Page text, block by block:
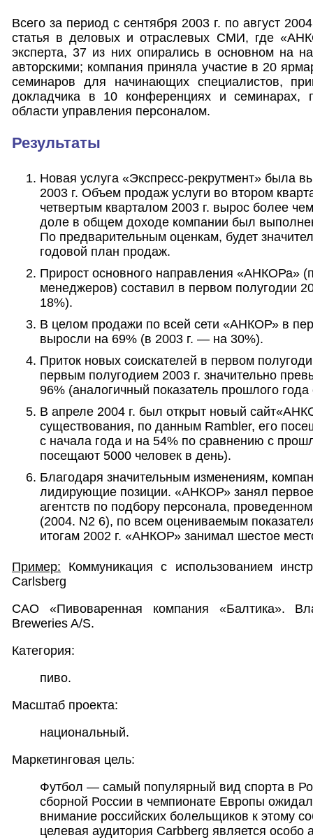
Всего за период с сентября 2003 г. по август
статья в деловых и отраслевых СМИ, где
эксперта, 37 из них опирались в основном на
авторскими; компания приняла участие в 20
семинаров для начинающих специалистов,
докладчика в 10 конференциях и семинарах,
области управления персоналом.
Результаты
Новая услуга «Экспресс-рекрутмент» была
2003 г. Объем продаж услуги во втором
четвертым кварталом 2003 г. вырос более
доле в общем доходе компании был
По предварительным оценкам, будет
годовой план продаж.
Прирост основного направления «АНКОРа»
менеджеров) составил в первом полугодии
18%).
В целом продажи по всей сети «АНКОР» в
выросли на 69% (в 2003 г. — на 30%).
Приток новых соискателей в первом
первым полугодием 2003 г. значительно
96% (аналогичный показатель прошлого
В апреле 2004 г. был открыт новый
существования, по данным Rambler, его
с начала года и на 54% по сравнению с
посещают 5000 человек в день).
Благодаря значительным изменениям,
лидирующие позиции. «АНКОР» занял первое
агентств по подбору персонала,
(2004. N2 6), по всем оцениваемым
итогам 2002 г. «АНКОР» занимал шестое
Пример: Коммуникация с использованием
Carlsberg
САО «Пивоваренная компания «Балтика».
Breweries A/S.
Категория:
пиво.
Масштаб проекта:
национальный.
Маркетинговая цель:
Футбол — самый популярный вид спорта в
сборной России в чемпионате Европы
внимание российских болельщиков к этому
целевая аудитория Carbberg является особо